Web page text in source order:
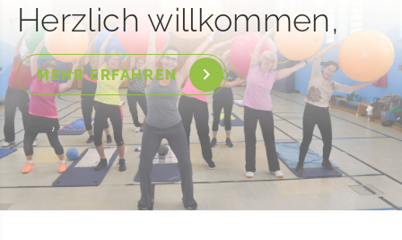
Herzlich willkommen,
MEHR ERFAHREN